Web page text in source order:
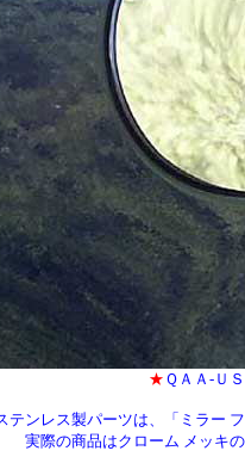
★ ＱＡＡ-Ｕ
テンレス製パーツは、「ミラー
実際の商品はクローム メッキ
ローム/ステンレス・チェロキー_
ンレス_パーツ・タコマ_クロー
ス_パーツ・４ランナー_クロ
ーツ・カムリ_クローム/ステン
ガー
ドクルーザー_クローム/ステン
ス_
ーラ_クローム/ステンレス_パ
ス
/３５０_クローム/ステンレス_
スタム_グリル
Ｘ_カスタム_グリル・ＲＸ３３
３５０_ク
テンレス■シボレー：サバーバン
ランチ_クローム/ステンレス_
_クロー